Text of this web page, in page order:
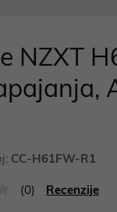
NZXT
CC-H61FW-R1
(0) Recenzije